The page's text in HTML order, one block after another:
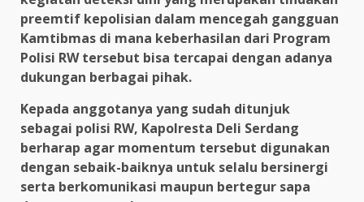
preemtif kepolisian dalam mencegah gangguan
Kamtibmas di mana keberhasilan dari Program
Polisi RW tersebut bisa tercapai dengan adanya
dukungan berbagai pihak.
Kepada anggotanya yang sudah ditunjuk
sebagai polisi RW, Kapolresta Deli Serdang
berharap agar momentum tersebut digunakan
dengan sebaik-baiknya untuk selalu bersinergi
serta berkomunikasi maupun bertegur sapa